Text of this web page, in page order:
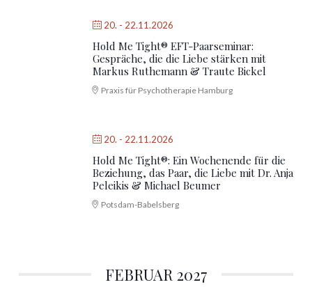
Hold Me Tight® EFT-Paarseminar:
Gespräche, die die Liebe stärken mit Markus Ruthemann
& Traute Bickel
Praxis für Psychotherapie Hamburg
Hold Me Tight®: Ein Wochenende für die
Beziehung, das Paar, die Liebe mit Dr. Anja
Peleikis & Michael Beumer
Potsdam-Babelsberg